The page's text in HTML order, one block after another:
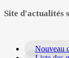
Site d'actualités
Nouveau